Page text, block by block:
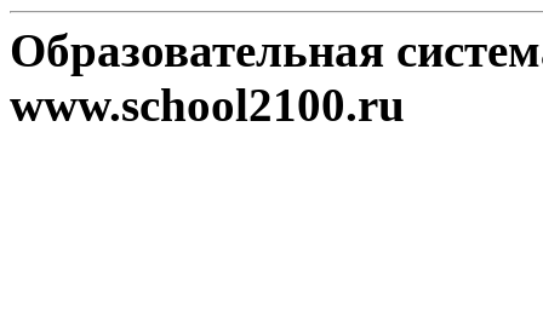
Образовательная
www.school2100.ru